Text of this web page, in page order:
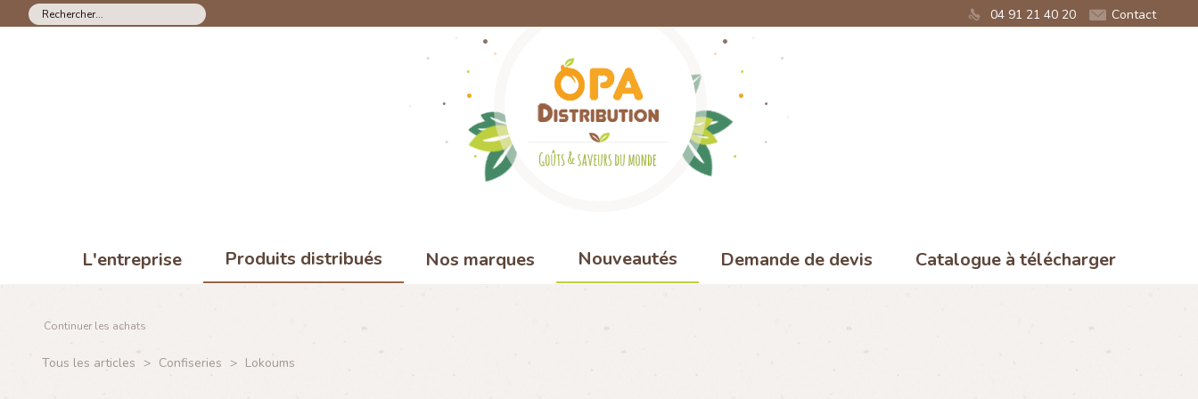
04 91 21 40 20 Contact
L'entreprise Produits distribués Nos marques Nouveautés Demande de devis Catalogue à télécharger
Continuer les achats
Tous les articles > Confiseries > Lokoums